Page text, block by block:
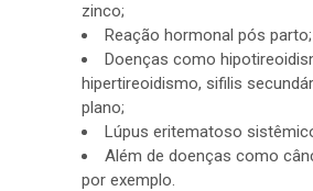
zinco;
Reação hormonal pós parto;
Doenças como
hipertireoidismo, sifilis
plano;
Lúpus eritematoso
Além de doenças como
por exemplo.